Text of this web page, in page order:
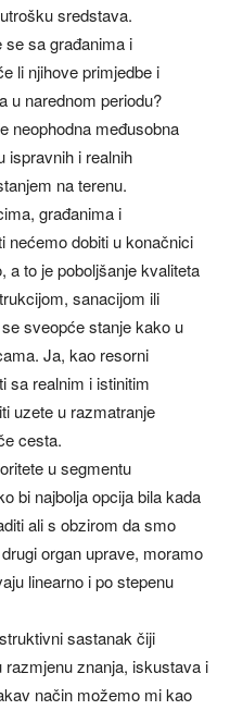
sredstava.
se sa građanima i
li njihove primjedbe i
u narednom periodu?
neophodna međusobna
ispravnih i realnih
na terenu.
građanima i
nećemo dobiti u konačnici
a to je poboljšanje kvaliteta
sanacijom ili
sveopće stanje kako u
Ja, kao resorni
sa realnim i istinitim
uzete u razmatranje
cesta.
u segmentu
bi najbolja opcija bila kada
ali s obzirom da smo
organ uprave, moramo
linearno i po stepenu
sastanak čiji
znanja, iskustava i
način možemo mi kao